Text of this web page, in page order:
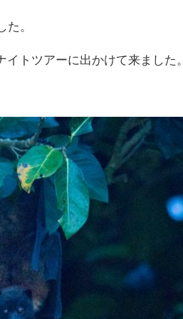
。
トツアーに出かけて来ました。